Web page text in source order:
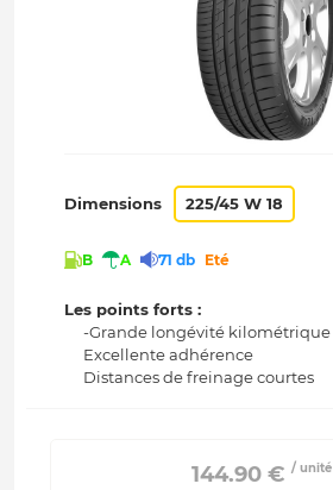
Dimensions 225/45 W 18
B A 71 db Eté
Les points forts :
-Grande longévité kilométrique
Excellente adhérence
Distances de freinage courtes
144.90 € / unité